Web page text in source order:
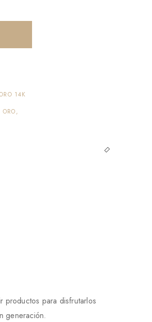
14K
ORO,
productos para disfrutarlos
generación.